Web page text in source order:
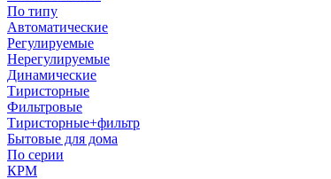
По типу
Автоматические
Регулируемые
Нерегулируемые
Динамические
Тиристорные
Фильтровые
Тиристорные+фильтр
Бытовые для дома
По серии
КРМ